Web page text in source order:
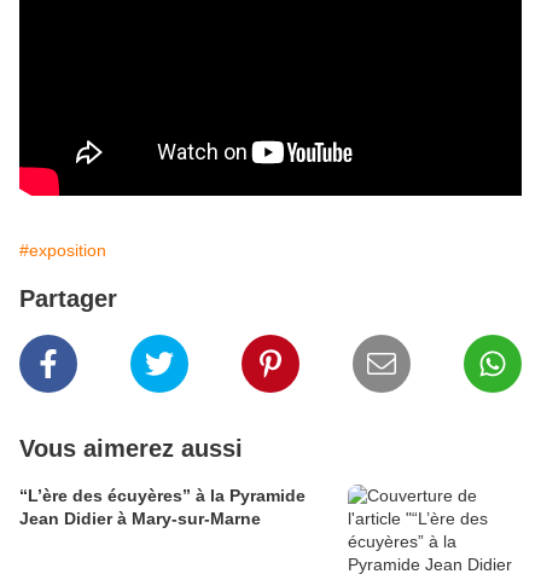
#exposition
Partager
Vous aimerez aussi
“L’ère des écuyères” à la Pyramide
Jean Didier à Mary-sur-Marne